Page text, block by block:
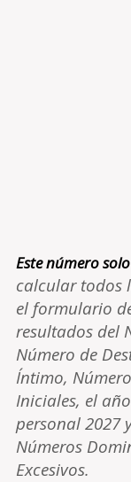
Este número
calcular todos
el formulario
resultados del
Número de
Íntimo,
Iniciales, el
personal 2027
Números
Excesivos.